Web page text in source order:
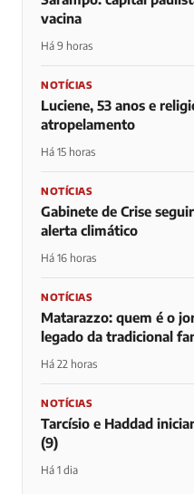
vacina
Há 9 horas
NOTÍCIAS
Luciene, 53 anos e
atropelamento
Há 15 horas
NOTÍCIAS
Gabinete de Crise
alerta climático
Há 16 horas
NOTÍCIAS
Matarazzo: quem é o
legado da tradicional
Há 22 horas
NOTÍCIAS
Tarcísio e Haddad
(9)
Há 1 dia